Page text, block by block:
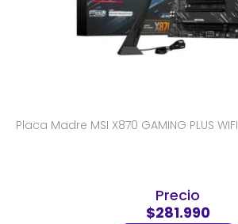
Placa Madre MSI X870 GAMING PLUS WIFI
Precio
$281.990